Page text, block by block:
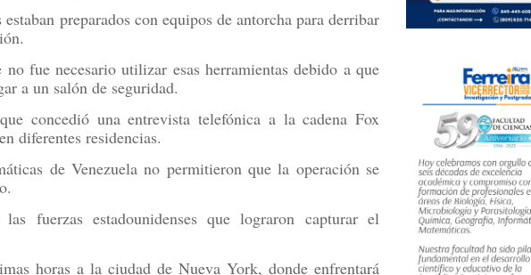
preparados con equipos de antorcha para derribar
fue necesario utilizar esas herramientas debido a que
a un salón de seguridad.
concedió una entrevista telefónica a la cadena Fox
diferentes residencias.
de Venezuela no permitieron que la operación se
fuerzas estadounidenses que lograron capturar el
horas a la ciudad de Nueva York, donde enfrentará